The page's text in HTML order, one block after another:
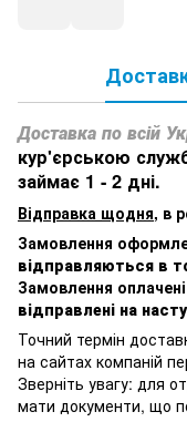
Доставка по всій
кур'єрською
займає 1 - 2 дні.
Відправка щодня, в
Замовлення
відправляються в
Замовлення
відправлені на
Точний термін
на сайтах компаній
Зверніть увагу: для
мати документи, що